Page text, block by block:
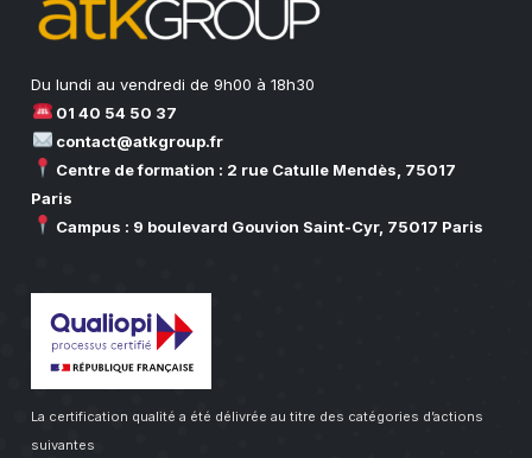
Du lundi au vendredi de 9h00 à 18h30
01 40 54 50 37
contact@atkgroup.fr
Centre de formation : 2 rue Catulle Mendès, 75017
Paris
Campus : 9 boulevard Gouvion Saint-Cyr, 75017 Paris
La certification qualité a été délivrée au titre des catégories d’actions
suivantes